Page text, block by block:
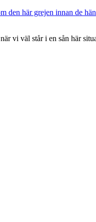
den här grejen innan de
vi väl står i en sån här